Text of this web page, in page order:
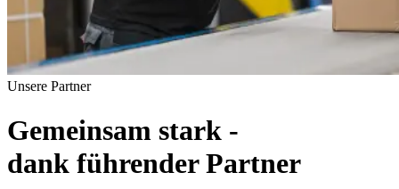
Unsere Partner
Gemeinsam stark -
dank führender Partner